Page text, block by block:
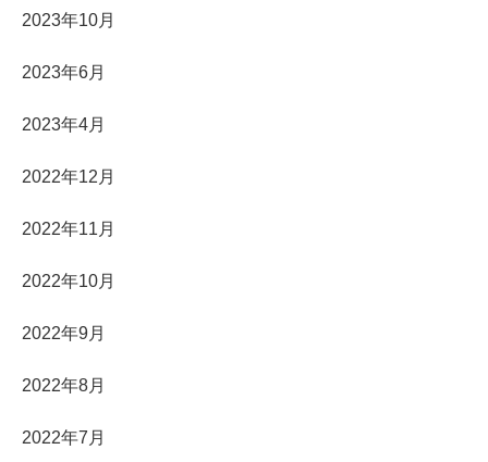
2023年10月
2023年6月
2023年4月
2022年12月
2022年11月
2022年10月
2022年9月
2022年8月
2022年7月